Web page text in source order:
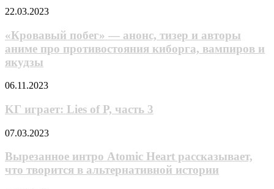
песню
эндинга
аниме
«Кровавый
—
анонс,
тизер
и
аниме
противостояния
вампиров
якудзы
22.03.2023
«Кровавый побег» — анонс, тизер и авторы
аниме про противостояния киборга, вампиров и
якудзы
KГ
Lies
of
P,
чacть
3
06.11.2023
KГ игpaeт: Lies of P, чacть 3
Вырезанное
Atomic
Heart
рассказывает,
07.03.2023
Вырезанное интро Atomic Heart рассказывает,
что творится в альтернативной истории